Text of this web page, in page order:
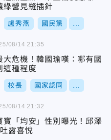
綠營見縫插針
盧秀燕 國民黨
大危機！韓國瑜嘆：哪有國
這種程度
校長 國家認同
08/14 21:35
寶「均安」性別曝光！邱澤
吐露喜悅
08/14 21:32